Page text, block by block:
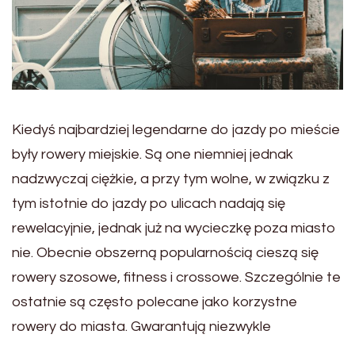
Kiedyś najbardziej legendarne do jazdy po mieście
były rowery miejskie. Są one niemniej jednak
nadzwyczaj ciężkie, a przy tym wolne, w związku z
tym istotnie do jazdy po ulicach nadają się
rewelacyjnie, jednak już na wycieczkę poza miasto
nie. Obecnie obszerną popularnością cieszą się
rowery szosowe, fitness i crossowe. Szczególnie te
ostatnie są często polecane jako korzystne
rowery do miasta. Gwarantują niezwykle